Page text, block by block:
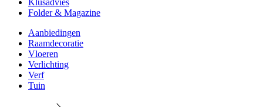
Klusadvies
Folder & Magazine
Aanbiedingen
Raamdecoratie
Vloeren
Verlichting
Verf
Tuin